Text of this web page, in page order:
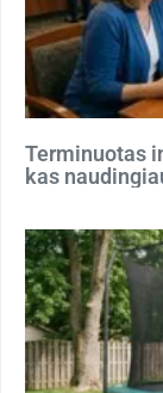
Terminuotas
kas